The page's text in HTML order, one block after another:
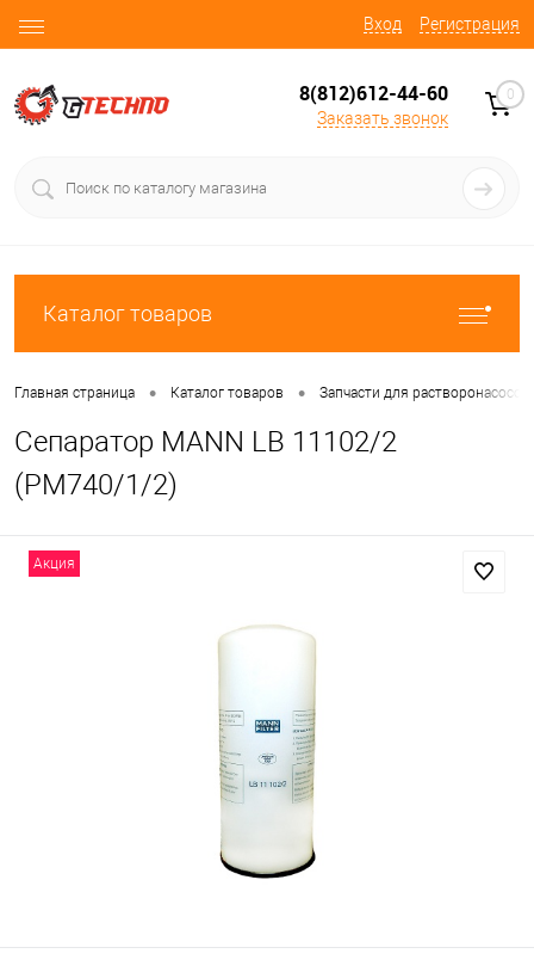
Вход Регистрация
8(812)612-44-60
Заказать звонок
0
Каталог товаров
Главная страница • Каталог товаров • Запчасти для растворонасосов
Сепаратор MANN LB 11102/2
(PM740/1/2)
Акция